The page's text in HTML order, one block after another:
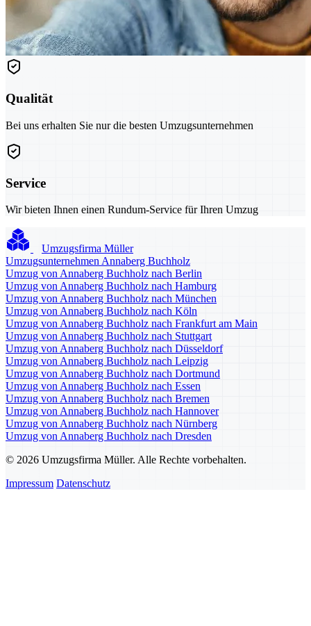
Qualität
Bei uns erhalten Sie nur die besten Umzugsunternehmen
Service
Wir bieten Ihnen einen Rundum-Service für Ihren Umzug
Umzugsfirma Müller
Umzugsunternehmen Annaberg Buchholz
Umzug von Annaberg Buchholz nach Berlin
Umzug von Annaberg Buchholz nach Hamburg
Umzug von Annaberg Buchholz nach München
Umzug von Annaberg Buchholz nach Köln
Umzug von Annaberg Buchholz nach Frankfurt am Main
Umzug von Annaberg Buchholz nach Stuttgart
Umzug von Annaberg Buchholz nach Düsseldorf
Umzug von Annaberg Buchholz nach Leipzig
Umzug von Annaberg Buchholz nach Dortmund
Umzug von Annaberg Buchholz nach Essen
Umzug von Annaberg Buchholz nach Bremen
Umzug von Annaberg Buchholz nach Hannover
Umzug von Annaberg Buchholz nach Nürnberg
Umzug von Annaberg Buchholz nach Dresden
© 2026 Umzugsfirma Müller. Alle Rechte vorbehalten.
Impressum Datenschutz